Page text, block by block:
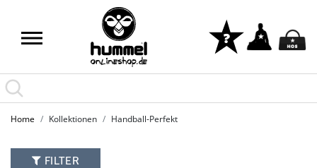
Home Kollektionen Handball-Perfekt
FILTER